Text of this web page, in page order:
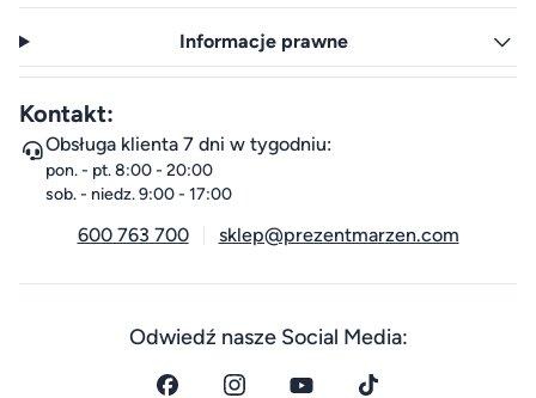
Informacje prawne
Kontakt:
Obsługa klienta 7 dni w tygodniu:
pon. - pt. 8:00 - 20:00
sob. - niedz. 9:00 - 17:00
600 763 700 sklep@prezentmarzen.com
Odwiedź nasze Social Media: